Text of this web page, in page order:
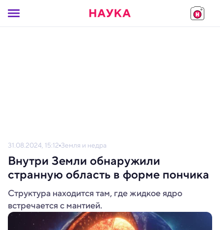
31.08.2024, 15:12 Земля и недра
Внутри Земли обнаружили
странную область в форме пончика
Структура находится там, где жидкое ядро
встречается с мантией.